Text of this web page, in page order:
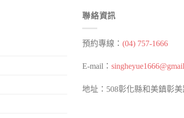
聯絡資訊
預約專線： (04) 757-1666
E-mail：
地址：508彰化縣和美鎮彰